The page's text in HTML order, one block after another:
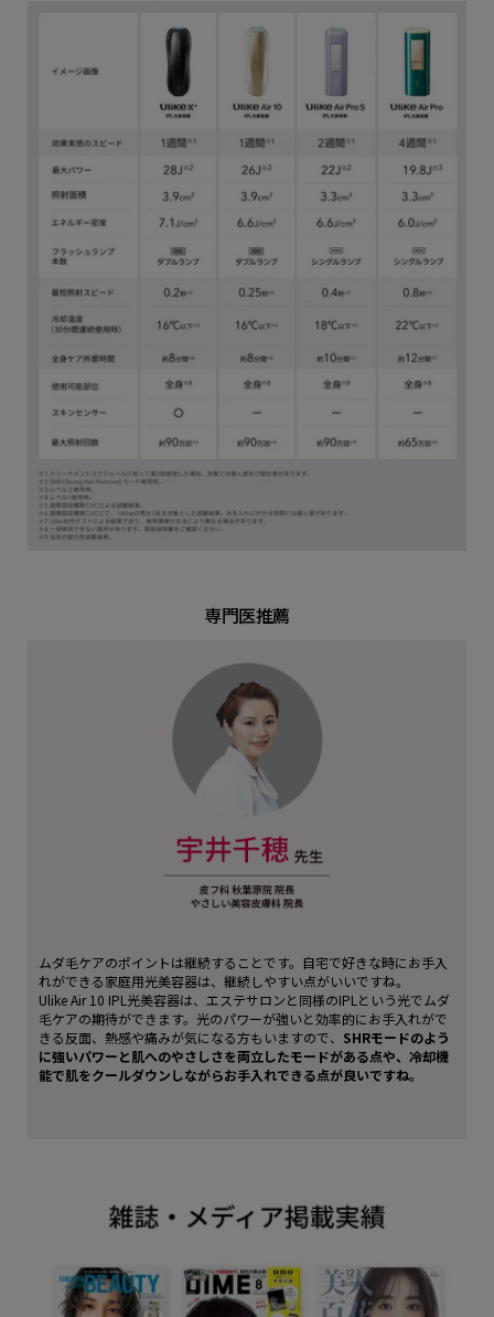
専門医推薦
ムダ毛ケアのポイントは継続することです。自宅で好きな時にお手入
れができる家庭用光美容器は、継続しやすい点がいいですね。
Ulike Air 10 IPL光美容器は、エステサロンと同様のIPLという光でムダ
毛ケアの期待ができます。光のパワーが強いと効率的にお手入れがで
きる反面、熱感や痛みが気になる方もいますので、 SHRモードのよう
に強いパワーと肌へのやさしさを両立したモードがある点や、冷却機
能で肌をクールダウンしながらお手入れできる点が良いですね。